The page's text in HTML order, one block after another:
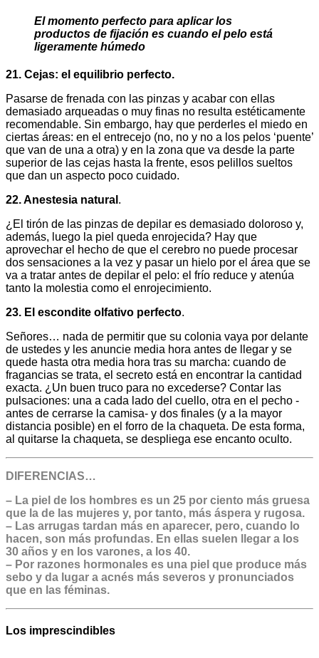
El momento perfecto para aplicar los
productos de fijación es cuando el pelo está
ligeramente húmedo
21. Cejas: el equilibrio perfecto.
Pasarse de frenada con las pinzas y acabar con ellas
demasiado arqueadas o muy finas no resulta estéticamente
recomendable. Sin embargo, hay que perderles el miedo en
ciertas áreas: en el entrecejo (no, no y no a los pelos ‘puente’
que van de una a otra) y en la zona que va desde la parte
superior de las cejas hasta la frente, esos pelillos sueltos
que dan un aspecto poco cuidado.
22. Anestesia natural .
¿El tirón de las pinzas de depilar es demasiado doloroso y,
además, luego la piel queda enrojecida? Hay que
aprovechar el hecho de que el cerebro no puede procesar
dos sensaciones a la vez y pasar un hielo por el área que se
va a tratar antes de depilar el pelo: el frío reduce y atenúa
tanto la molestia como el enrojecimiento.
23. El escondite olfativo perfecto.
Señores… nada de permitir que su colonia vaya por delante
de ustedes y les anuncie media hora antes de llegar y se
quede hasta otra media hora tras su marcha: cuando de
fragancias se trata, el secreto está en encontrar la cantidad
exacta. ¿Un buen truco para no excederse? Contar las
pulsaciones: una a cada lado del cuello, otra en el pecho -
antes de cerrarse la camisa- y dos finales (y a la mayor
distancia posible) en el forro de la chaqueta. De esta forma,
al quitarse la chaqueta, se despliega ese encanto oculto.
DIFERENCIAS…
– La piel de los hombres es un 25 por ciento más gruesa
que la de las mujeres y, por tanto, más áspera y rugosa.
– Las arrugas tardan más en aparecer, pero, cuando lo
hacen, son más profundas. En ellas suelen llegar a los
30 años y en los varones, a los 40.
– Por razones hormonales es una piel que produce más
sebo y da lugar a acnés más severos y pronunciados
que en las féminas.
Los imprescindibles